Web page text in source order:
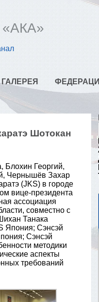
ГАЛЕРЕЯ
Шотокан
Блохин Георгий,
Чернышёв Захар
(JKS) в городе
вице-президента
ассоциация
совместно с
Танака
Япония; Сэнсэй
Сэнсэй
методики
аспекты
требований